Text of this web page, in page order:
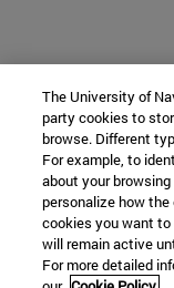
The University of
party cookies to
browse. Different
For example, to
about your
personalize how
cookies you want
will remain active
For more detailed